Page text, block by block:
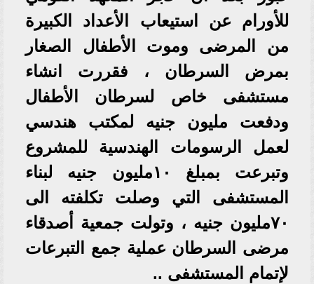
للأورام عن استيعاب الأعداد الكبيرة
من المرضى وموت الأطفال الصغار
بمرض السرطان ، فقررت انشاء
مستشفى خاص لسرطان الأطفال
ودفعت مليون جنيه لمكتب هندسي
لعمل الرسومات الهندسية للمشروع
وتبرعت بمبلغ ١٠مليون جنيه لبناء
المستشفى التي وصلت تكلفته الى
٧٠مليون جنيه ، وتولت جمعية أصدقاء
مرضى السرطان عملية جمع التبرعات
لإتمام المستشفى ..